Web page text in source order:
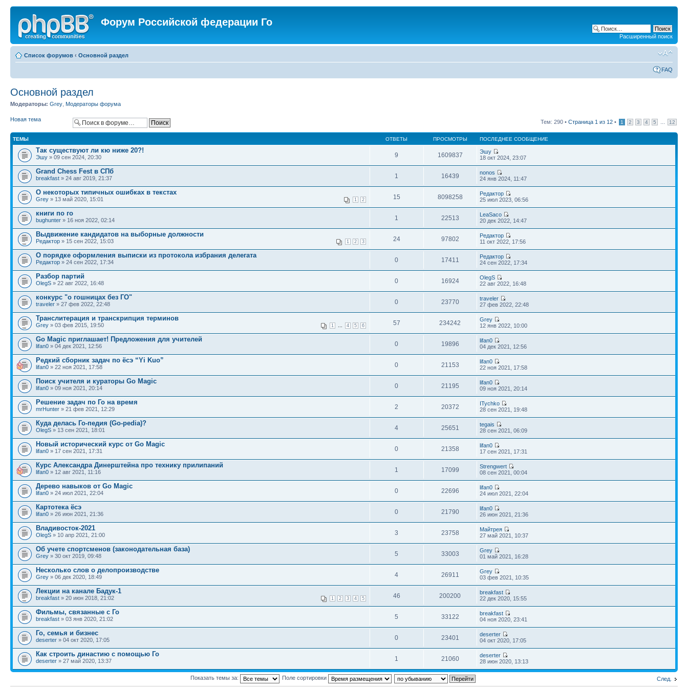
Форум Российской федерации Го
Расширенный поиск
Список форумов ‹ Основной раздел
FAQ
Основной раздел
Модераторы: Grey Модераторы форума
Новая тема Тем: 290 • Страница 1 из 12 • 1 2 3 4 5 12
ТЕМЫ ОТВЕТЫ ПРОСМОТРЫ ПОСЛЕДНЕЕ СООБЩЕНИЕ
Так существуют ли кю ниже 20?!
Эшу » 09 сен 2024, 20:30 9 1609837
Эшу
18 окт 2024, 23:07
Grand Chess Fest в СПб
breakfast » 24 авг 2019, 21:37 1 16439
nonos
24 янв 2024, 11:47
О некоторых типичных ошибках в текстах
1 2
Grey » 13 май 2020, 15:01 15 8098258
Редактор
25 июл 2023, 06:56
книги по го
bughunter » 16 ноя 2022, 02:14 1 22513
LeaSaco
20 дек 2022, 14:47
Выдвижение кандидатов на выборные должности
1 2 3
Редактор » 15 сен 2022, 15:03 24 97802
Редактор
11 окт 2022, 17:56
О порядке оформления выписки из протокола избрания делегата
Редактор » 24 сен 2022, 17:34 0 17411
Редактор
24 сен 2022, 17:34
Разбор партий
OlegS » 22 авг 2022, 16:48 0 16924
OlegS
22 авг 2022, 16:48
конкурс "о гошницах без ГО"
traveler » 27 фев 2022, 22:48 0 23770
traveler
27 фев 2022, 22:48
Транслитерация и транскрипция терминов
1 4 5 6
Grey » 03 фев 2015, 19:50 57 234242
Grey
12 янв 2022, 10:00
Go Magic приглашает! Предложения для учителей
lifan0 » 04 дек 2021, 12:56 0 19896
lifan0
04 дек 2021, 12:56
Редкий сборник задач по ёсэ “Yi Kuo”
lifan0 » 22 ноя 2021, 17:58 0 21153
lifan0
22 ноя 2021, 17:58
Поиск учителя и кураторы Go Magic
lifan0 » 09 ноя 2021, 20:14 0 21195
lifan0
09 ноя 2021, 20:14
Решение задач по Го на время
mrHunter » 21 фев 2021, 12:29 2 20372
ITychko
28 сен 2021, 19:48
Куда делась Го-педия (Go-pedia)?
OlegS » 13 сен 2021, 18:01 4 25651
tegais
28 сен 2021, 06:09
Новый исторический курс от Go Magic
lifan0 » 17 сен 2021, 17:31 0 21358
lifan0
17 сен 2021, 17:31
Курс Александра Динерштейна про технику прилипаний
lifan0 » 12 авг 2021, 11:16 1 17099
Strengwert
08 сен 2021, 00:04
Дерево навыков от Go Magic
lifan0 » 24 июл 2021, 22:04 0 22696
lifan0
24 июл 2021, 22:04
Картотека ёсэ
lifan0 » 26 июн 2021, 21:36 0 21790
lifan0
26 июн 2021, 21:36
Владивосток-2021
OlegS » 10 апр 2021, 21:00 3 23758
Майтрея
27 май 2021, 10:37
Об учете спортсменов (законодательная база)
Grey » 30 окт 2019, 09:48 5 33003
Grey
01 май 2021, 16:28
Несколько слов о делопроизводстве
Grey » 06 дек 2020, 18:49 4 26911
Grey
03 фев 2021, 10:35
Лекции на канале Бадук-1
1 2 3 4 5
breakfast » 20 июн 2018, 21:02 46 200200
breakfast
22 дек 2020, 15:55
Фильмы, связанные с Го
breakfast » 03 янв 2020, 21:02 5 33122
breakfast
04 ноя 2020, 23:41
Го, семья и бизнес
deserter » 04 окт 2020, 17:05 0 23401
deserter
04 окт 2020, 17:05
Как строить династию с помощью Го
deserter » 27 май 2020, 13:37 1 21060
deserter
28 июн 2020, 13:13
След.
Показать темы за: Поле сортировки